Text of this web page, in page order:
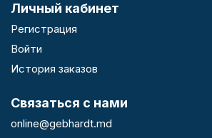
Личный кабинет
Регистрация
Войти
История заказов
Связаться с нами
online@gebhardt.md